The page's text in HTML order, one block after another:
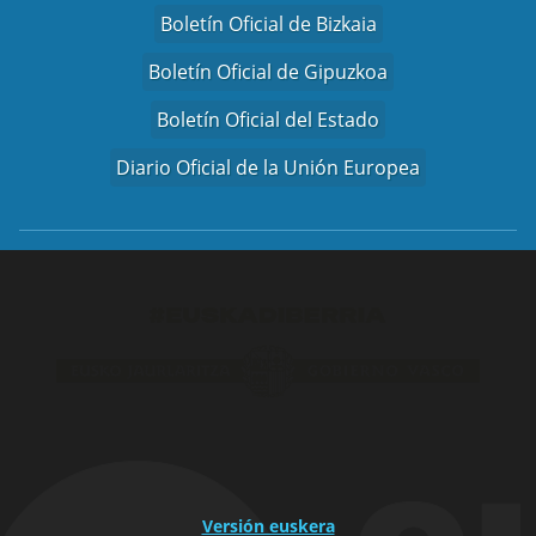
Boletín Oficial de Bizkaia
Boletín Oficial de Gipuzkoa
Boletín Oficial del Estado
Diario Oficial de la Unión Europea
Versión euskera